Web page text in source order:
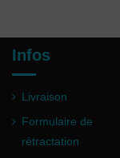
Infos
Livraison
Formulaire de
rétractation